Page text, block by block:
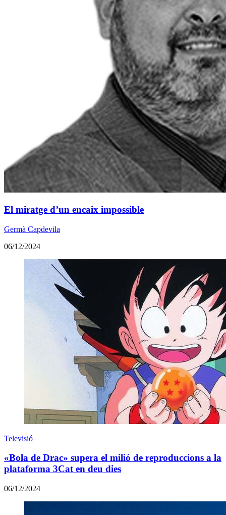
El miratge d’un encaix impossible
Germà Capdevila
06/12/2024
Televisió
«Bola de Drac» supera el milió de reproduccions a la
plataforma 3Cat en deu dies
06/12/2024